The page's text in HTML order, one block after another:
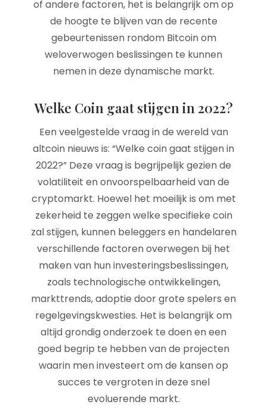
of andere factoren, het is belangrijk om op
de hoogte te blijven van de recente
gebeurtenissen rondom Bitcoin om
weloverwogen beslissingen te kunnen
nemen in deze dynamische markt.
Welke Coin gaat stijgen in 2022?
Een veelgestelde vraag in de wereld van
altcoin nieuws is: “Welke coin gaat stijgen in
2022?” Deze vraag is begrijpelijk gezien de
volatiliteit en onvoorspelbaarheid van de
cryptomarkt. Hoewel het moeilijk is om met
zekerheid te zeggen welke specifieke coin
zal stijgen, kunnen beleggers en handelaren
verschillende factoren overwegen bij het
maken van hun investeringsbeslissingen,
zoals technologische ontwikkelingen,
markttrends, adoptie door grote spelers en
regelgevingskwesties. Het is belangrijk om
altijd grondig onderzoek te doen en een
goed begrip te hebben van de projecten
waarin men investeert om de kansen op
succes te vergroten in deze snel
evoluerende markt.